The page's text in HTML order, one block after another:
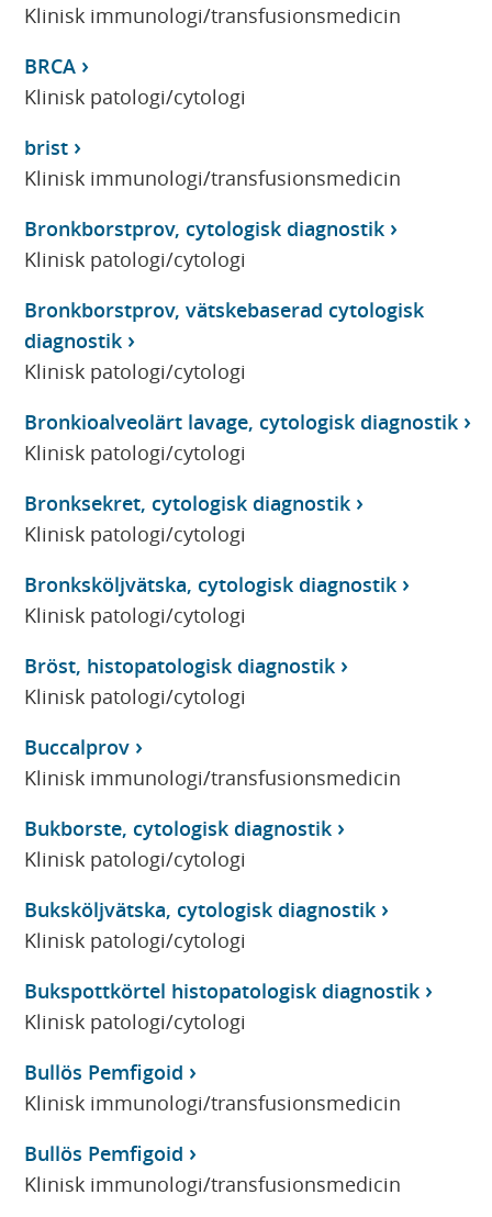
Klinisk immunologi/transfusionsmedicin
BRCA
Klinisk patologi/cytologi
brist
Klinisk immunologi/transfusionsmedicin
Bronkborstprov, cytologisk diagnostik
Klinisk patologi/cytologi
Bronkborstprov, vätskebaserad cytologisk
diagnostik
Klinisk patologi/cytologi
Bronkioalveolärt lavage, cytologisk diagnostik
Klinisk patologi/cytologi
Bronksekret, cytologisk diagnostik
Klinisk patologi/cytologi
Bronksköljvätska, cytologisk diagnostik
Klinisk patologi/cytologi
Bröst, histopatologisk diagnostik
Klinisk patologi/cytologi
Buccalprov
Klinisk immunologi/transfusionsmedicin
Bukborste, cytologisk diagnostik
Klinisk patologi/cytologi
Buksköljvätska, cytologisk diagnostik
Klinisk patologi/cytologi
Bukspottkörtel histopatologisk diagnostik
Klinisk patologi/cytologi
Bullös Pemfigoid
Klinisk immunologi/transfusionsmedicin
Bullös Pemfigoid
Klinisk immunologi/transfusionsmedicin